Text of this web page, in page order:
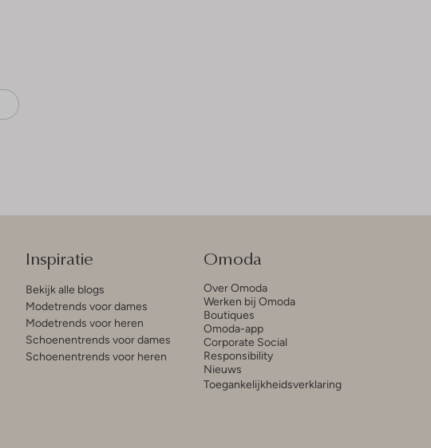
Inspiratie
Bekijk alle blogs
Modetrends voor dames
Modetrends voor heren
Schoenentrends voor dames
Schoenentrends voor heren
Omoda
Over Omoda
Werken bij Omoda
Boutiques
Omoda-app
Corporate Social
Responsibility
Nieuws
Toegankelijkheidsverklaring